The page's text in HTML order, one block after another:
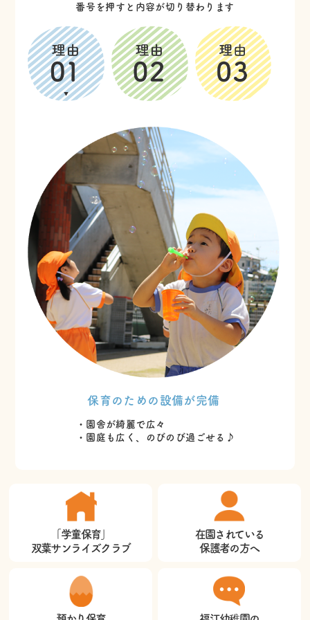
番号を押すと内容が切り替わります
保育のための設備が完備
・園舎が綺麗で広々
・園庭も広く、のびのび過ごせる♪
「学童保育」
双葉サンライズクラブ
在園されている
保護者の方へ